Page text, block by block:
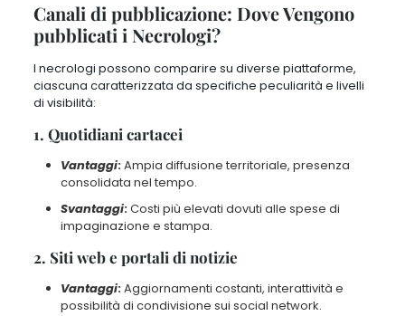
Canali di pubblicazione: Dove Vengono
pubblicati i Necrologi?
I necrologi possono comparire su diverse piattaforme,
ciascuna caratterizzata da specifiche peculiarità e livelli
di visibilità:
1. Quotidiani cartacei
Vantaggi:Ampia diffusione territoriale, presenza
consolidata nel tempo.
Svantaggi:Costi più elevati dovuti alle spese di
impaginazione e stampa.
2. Siti web e portali di notizie
Vantaggi:Aggiornamenti costanti, interattività e
possibilità di condivisione sui social network.